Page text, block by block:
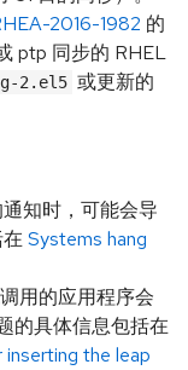
2016-1982 的
ptp 同步的 RHEL
2.el5 或更新的
知时，可能会导
Systems hang
用的应用程序会
的具体信息包括在
the leap